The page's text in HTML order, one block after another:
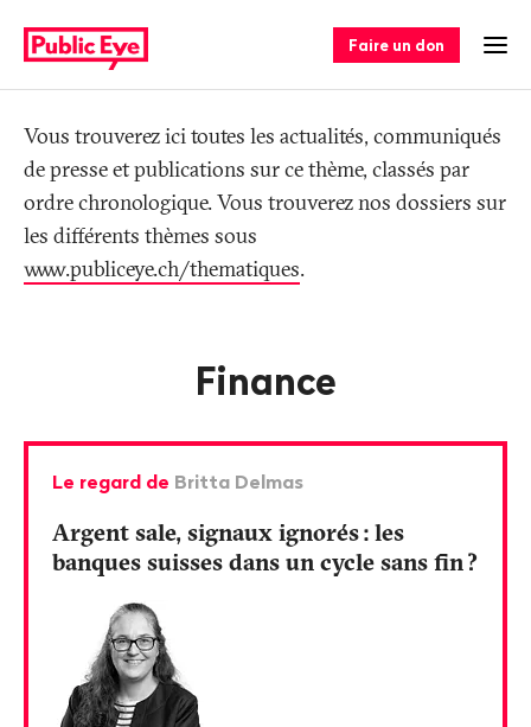
sur
publiceye.ch
rapide
Faire un don
TagVous trouverez ici toutes les actualités, communiqués
de presse et publications sur ce thème, classés par
ordre chronologique. Vous trouverez nos dossiers sur
les différents thèmes sous
www.publiceye.ch/thematiques.
Finance
Le regard de Britta Delmas
Argent sale, signaux ignorés: les
banques suisses dans un cycle sans fin?